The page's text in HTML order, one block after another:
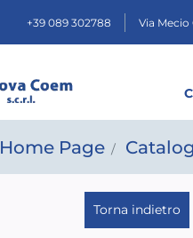
+39 089 302788 Via Mecio
Home Page
Torna indietro